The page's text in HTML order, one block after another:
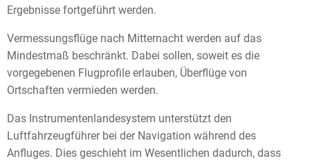
Ergebnisse fortgeführt werden.
Vermessungsflüge nach Mitternacht werden auf das
Mindestmaß beschränkt. Dabei sollen, soweit es die
vorgegebenen Flugprofile erlauben, Überflüge von
Ortschaften vermieden werden.
Das Instrumentenlandesystem unterstützt den
Luftfahrzeugführer bei der Navigation während des
Anfluges. Dies geschieht im Wesentlichen dadurch, dass